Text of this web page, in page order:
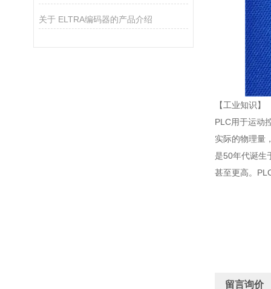
关于 ELTRA编码器的产品介绍
【工业知识】
PLC用于运动
实际的物理量
是50年代诞生
甚至更高。
留言询价